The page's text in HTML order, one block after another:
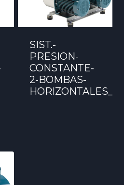
SIST.-
PRESION-
CONSTANTE-
2-BOMBAS-